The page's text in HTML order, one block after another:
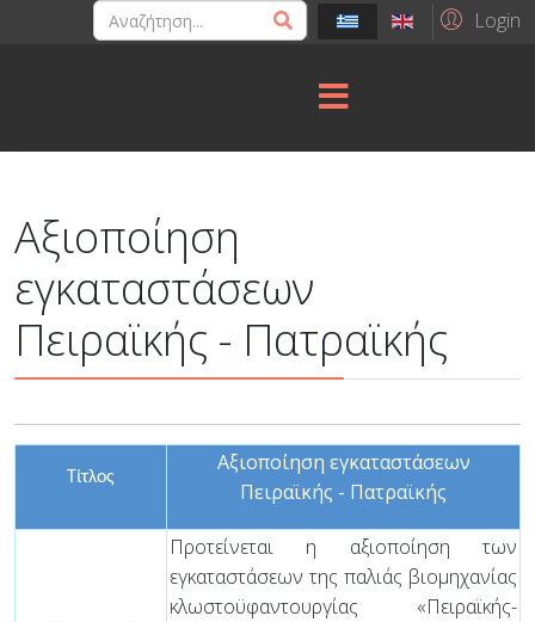
Login
Αξιοποίηση
εγκαταστάσεων
Πειραϊκής - Πατραϊκής
Τίτλος
Αξιοποίηση εγκαταστάσεων
Πειραϊκής - Πατραϊκής
Προτείνεται η αξιοποίηση των
εγκαταστάσεων της παλιάς βιομηχανίας
κλωστοϋφαντουργίας «Πειραϊκής-